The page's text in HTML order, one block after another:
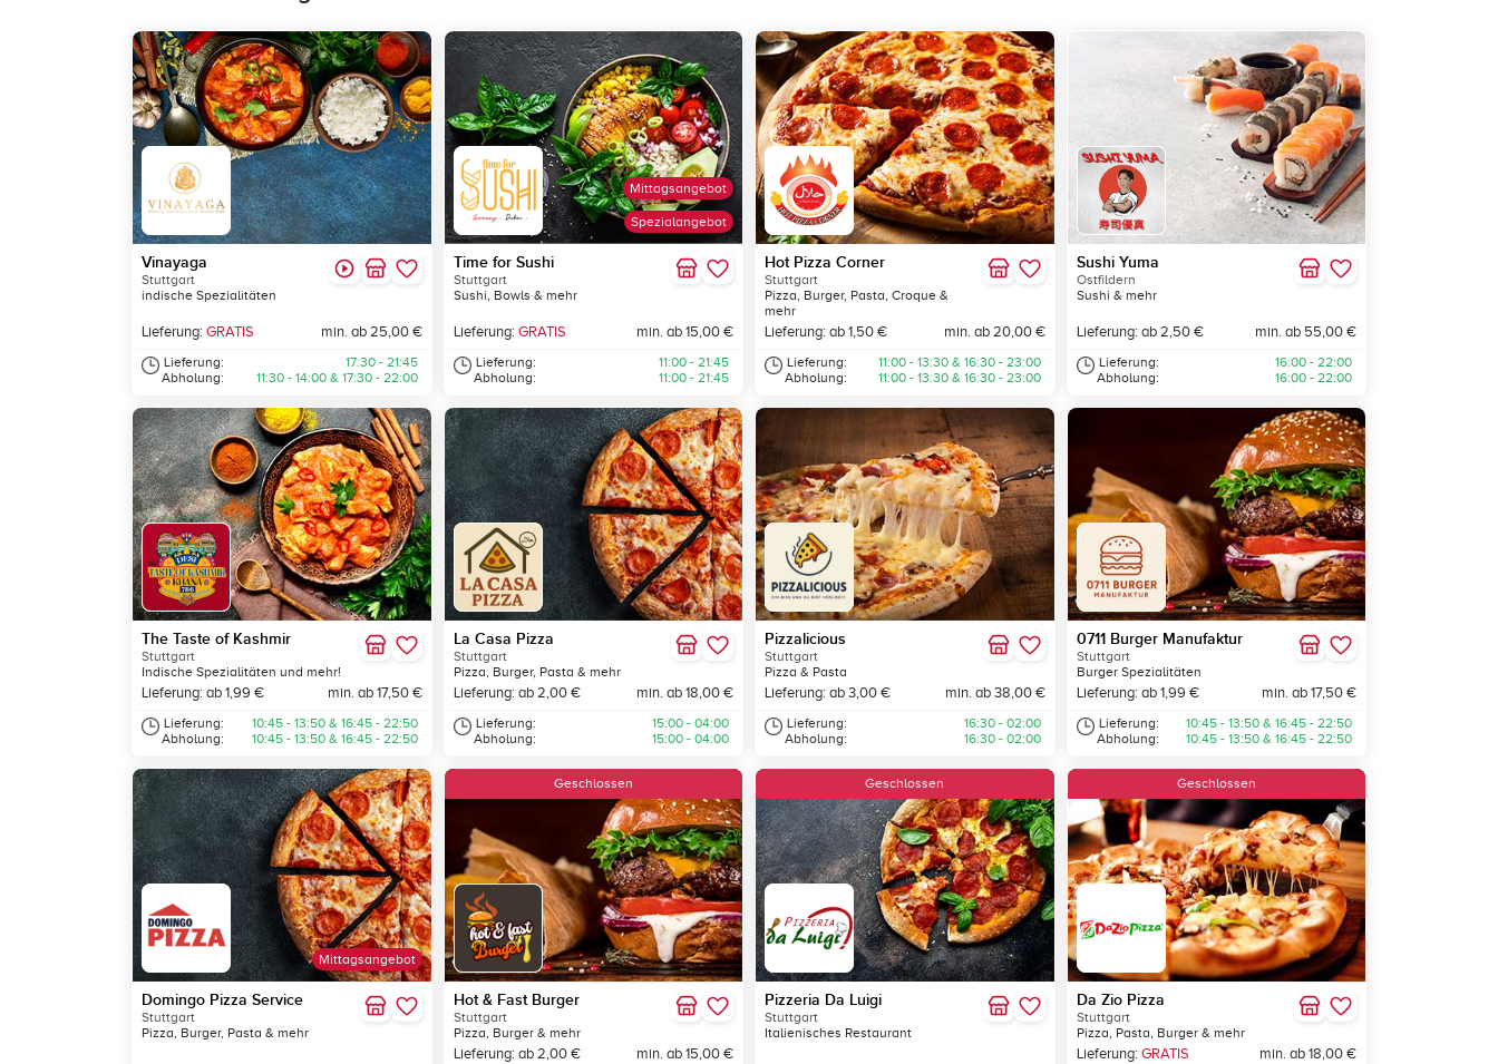
Vinayaga
Stuttgart
indische Spezialitäten
Lieferung: GRATIS min. ab 25,00 €
Lieferung:
Abholung:
17:30 - 21:45
11:30 - 14:00 & 17:30 - 22:00
Spezialangebot
Mittagsangebot
Time for Sushi
Stuttgart
Sushi, Bowls & mehr
Lieferung: GRATIS min. ab 15,00 €
Lieferung:
Abholung:
11:00 - 21:45
11:00 - 21:45
Hot Pizza Corner
Stuttgart
Pizza, Burger, Pasta, Croque &
mehr
Lieferung: ab 1,50 € min. ab 20,00 €
Lieferung:
Abholung:
11:00 - 13:30 & 16:30 - 23:00
11:00 - 13:30 & 16:30 - 23:00
Sushi Yuma
Ostfildern
Sushi & mehr
Lieferung: ab 2,50 € min. ab 55,00 €
Lieferung:
Abholung:
16:00 - 22:00
16:00 - 22:00
The Taste of Kashmir
Stuttgart
Indische Spezialitäten und mehr!
Lieferung: ab 1,99 € min. ab 17,50 €
Lieferung:
Abholung:
10:45 - 13:50 & 16:45 - 22:50
10:45 - 13:50 & 16:45 - 22:50
La Casa Pizza
Stuttgart
Pizza, Burger, Pasta & mehr
Lieferung: ab 2,00 € min. ab 18,00 €
Lieferung:
Abholung:
15:00 - 04:00
15:00 - 04:00
Pizzalicious
Stuttgart
Pizza & Pasta
Lieferung: ab 3,00 € min. ab 38,00 €
Lieferung:
Abholung:
16:30 - 02:00
16:30 - 02:00
0711 Burger Manufaktur
Stuttgart
Burger Spezialitäten
Lieferung: ab 1,99 € min. ab 17,50 €
Lieferung:
Abholung:
10:45 - 13:50 & 16:45 - 22:50
10:45 - 13:50 & 16:45 - 22:50
Mittagsangebot
Domingo Pizza Service
Stuttgart
Pizza, Burger, Pasta & mehr
Geschlossen
Hot & Fast Burger
Stuttgart
Pizza, Burger & mehr
Lieferung: ab 2,00 € min. ab 15,00 €
Geschlossen
Pizzeria Da Luigi
Stuttgart
Italienisches Restaurant
Geschlossen
Da Zio Pizza
Stuttgart
Pizza, Pasta, Burger & mehr
Lieferung: GRATIS min. ab 18,00 €